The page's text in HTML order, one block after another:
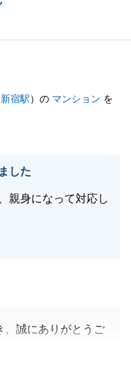
新宿駅）の マンション を
した
親身になって対応し
、誠にありがとうご